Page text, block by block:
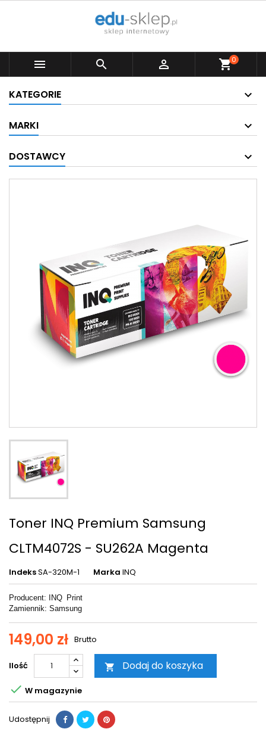
   shopping_cart0
KATEGORIE
MARKI
DOSTAWCY
Toner INQ Premium Samsung
CLTM4072S - SU262A Magenta
IndeksSA-320M-1 Marka INQ
Producent: INQ Print
Zamiennik: Samsung
149,00 zł Brutto
Ilość  Dodaj do koszyka
 W magazynie
Udostępnij